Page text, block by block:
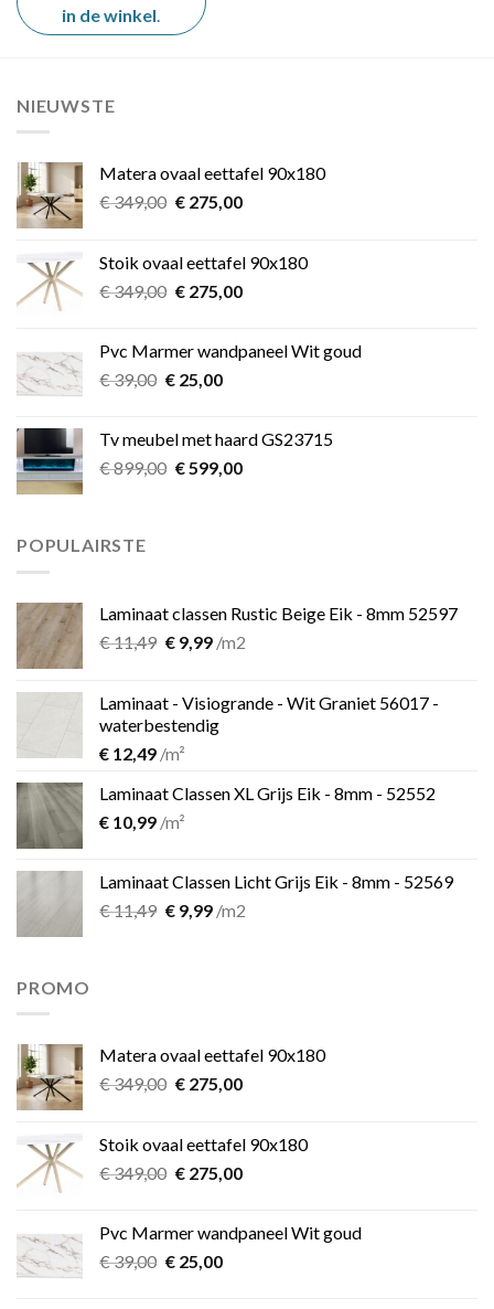
in de winkel.
NIEUWSTE
Matera ovaal eettafel 90x180
€349,00 Oorspronkelijke
€ 349,00.
€275,00Huidige
€ 275,00.
Stoik ovaal eettafel 90x180
€349,00 Oorspronkelijke
€ 349,00.
€275,00Huidige
€ 275,00.
Pvc Marmer wandpaneel Wit goud
€39,00 Oorspronkelijke
€ 39,00.
€25,00Huidige
€ 25,00.
Tv meubel met haard GS23715
€899,00 Oorspronkelijke
€599,00Huidige
POPULAIRSTE
Laminaat classen Rustic Beige Eik - 8mm 52597
€11,49 Oorspronkelijke
€ 11,49.
€9,99Huidige
€ 9,99.
/m2
Laminaat - Visiogrande - Wit Graniet 56017 -
waterbestendig
€ 12,49 /m²
Laminaat Classen XL Grijs Eik - 8mm - 52552
€ 10,99 /m²
Laminaat Classen Licht Grijs Eik - 8mm - 52569
€11,49 Oorspronkelijke
€9,99Huidige
/m2
PROMO
Matera ovaal eettafel 90x180
€349,00 Oorspronkelijke
€ 349,00.
€275,00Huidige
€ 275,00.
Stoik ovaal eettafel 90x180
€349,00 Oorspronkelijke
€ 349,00.
€275,00Huidige
€ 275,00.
Pvc Marmer wandpaneel Wit goud
€39,00 Oorspronkelijke
€25,00Huidige